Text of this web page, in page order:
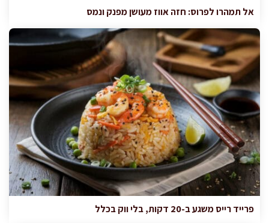
אל תמהרו לפרוס: חזה אווז מעושן מפנק ונמס
פרייד רייס משגע ב-20 דקות, בלי ווק בכלל